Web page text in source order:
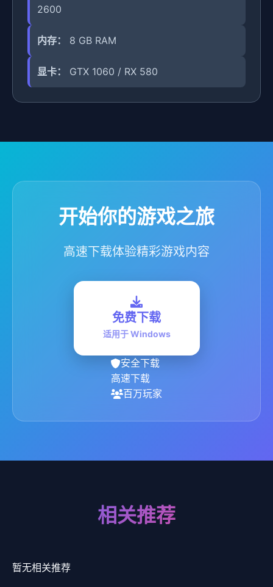
2600
内存： 8 GB RAM
显卡： GTX 1060 / RX 580
开始你的游戏之旅
高速下载体验精彩游戏内容
免费下载
适用于 Windows
安全下载
高速下载
百万玩家
相关推荐
暂无相关推荐